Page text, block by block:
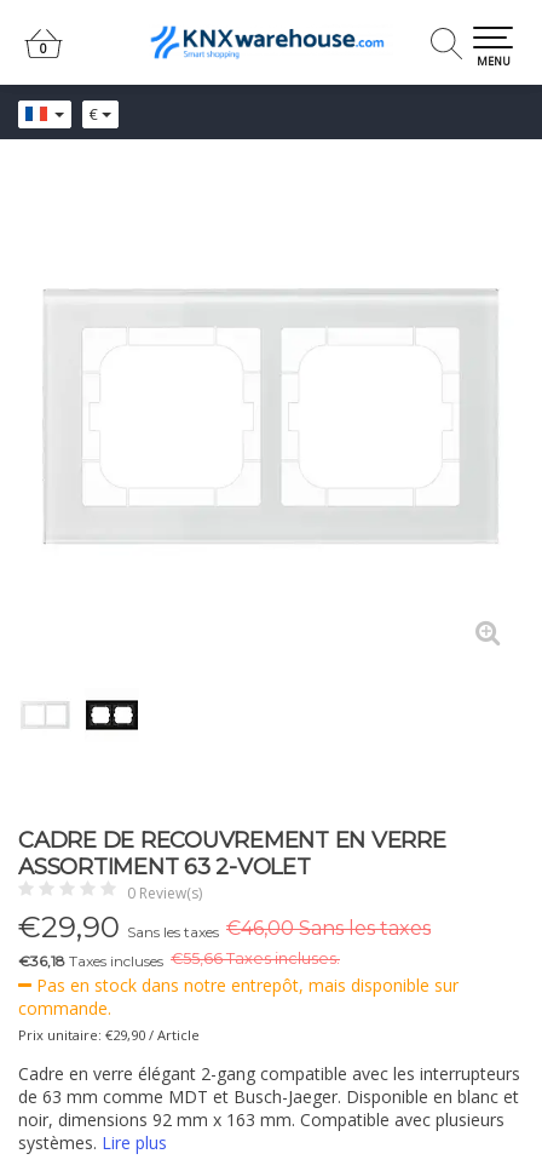
€
0
0
MENU
CADRE DE RECOUVREMENT EN VERRE
ASSORTIMENT 63 2-VOLET
0 Review(s)
€29,90 Sans les taxes €46,00 Sans les taxes
€36,18 Taxes incluses €55,66 Taxes incluses.
Pas en stock dans notre entrepôt, mais disponible sur
commande.
Prix unitaire: €29,90 / Article
Cadre en verre élégant 2-gang compatible avec les interrupteurs
de 63 mm comme MDT et Busch-Jaeger. Disponible en blanc et
noir, dimensions 92 mm x 163 mm. Compatible avec plusieurs
systèmes. Lire plus